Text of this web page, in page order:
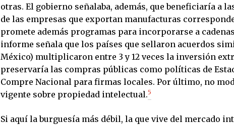
otras. El gobierno señalaba, además, que beneficiaría a
de las empresas que exportan manufacturas
promete además programas para incorporarse a
informe señala que los países que sellaron acuerdos
México) multiplicaron entre 3 y 12 veces la inversión
preservaría las compras públicas como políticas de
Compre Nacional para firmas locales. Por último, no
vigente sobre propiedad intelectual.5
Si aquí la burguesía más débil, la que vive del mercado